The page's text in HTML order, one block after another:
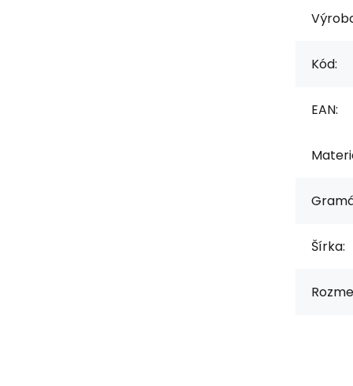
Kód:
EAN:
Šírka: